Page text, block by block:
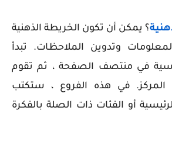
؟ يمكن أن تكون الخريطة الذهنية
وتدوين الملاحظات. تبدأ
في منتصف الصفحة ، ثم تقوم
في هذه الفروع ، ستكتب
أو الفئات ذات الصلة بالفكرة